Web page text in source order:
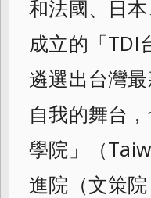
和法國、日
成立的「TDI
遴選出台灣
自我的舞台
學院」（
進院（文策